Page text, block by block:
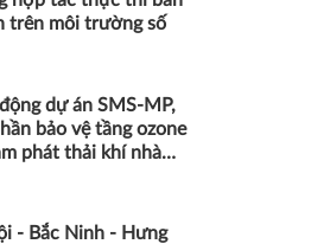
trên môi trường số
dự án SMS-MP,
bảo vệ tầng ozone
phát thải khí nhà
- Bắc Ninh - Hưng